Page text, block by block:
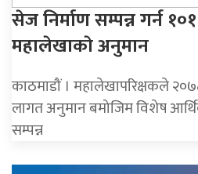
सेज निर्माण सम्पन्न गर्न १०१
महालेखाकाे अनुमान
काठमाडौं । महालेखापरिक्षकले
लागत अनुमान बमोजिम विशेष
सम्पन्न